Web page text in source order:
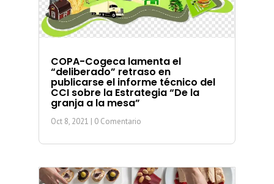
COPA-Cogeca lamenta el
“deliberado” retraso en
publicarse el informe técnico del
CCI sobre la Estrategia “De la
granja a la mesa”
Oct 8, 2021 | 0 Comentario